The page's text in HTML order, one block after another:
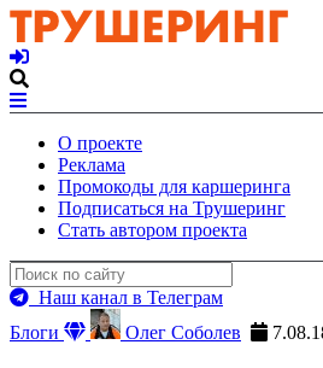
О проекте
Реклама
Промокоды для каршеринга
Подписаться на Трушеринг
Стать автором проекта
Наш канал в Телеграм
Блоги
Олег Соболев